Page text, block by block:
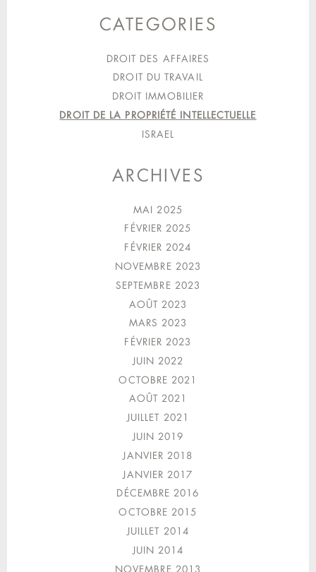
CATEGORIES
DROIT DES AFFAIRES
DROIT DU TRAVAIL
DROIT IMMOBILIER
DROIT DE LA PROPRIÉTÉ INTELLECTUELLE
ISRAEL
ARCHIVES
MAI 2025
FÉVRIER 2025
FÉVRIER 2024
NOVEMBRE 2023
SEPTEMBRE 2023
AOÛT 2023
MARS 2023
FÉVRIER 2023
JUIN 2022
OCTOBRE 2021
AOÛT 2021
JUILLET 2021
JUIN 2019
JANVIER 2018
JANVIER 2017
DÉCEMBRE 2016
OCTOBRE 2015
JUILLET 2014
JUIN 2014
NOVEMBRE 2013